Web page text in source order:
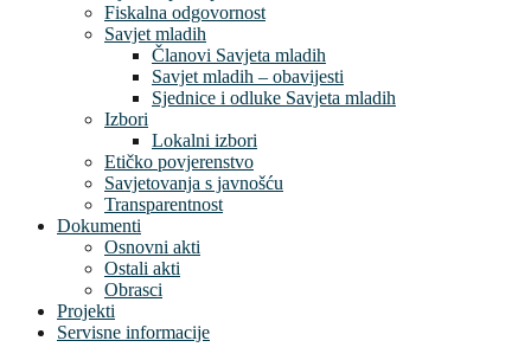
Fiskalna odgovornost
Savjet mladih
Članovi Savjeta mladih
Savjet mladih – obavijesti
Sjednice i odluke Savjeta mladih
Izbori
Lokalni izbori
Etičko povjerenstvo
Savjetovanja s javnošću
Transparentnost
Dokumenti
Osnovni akti
Ostali akti
Obrasci
Projekti
Servisne informacije